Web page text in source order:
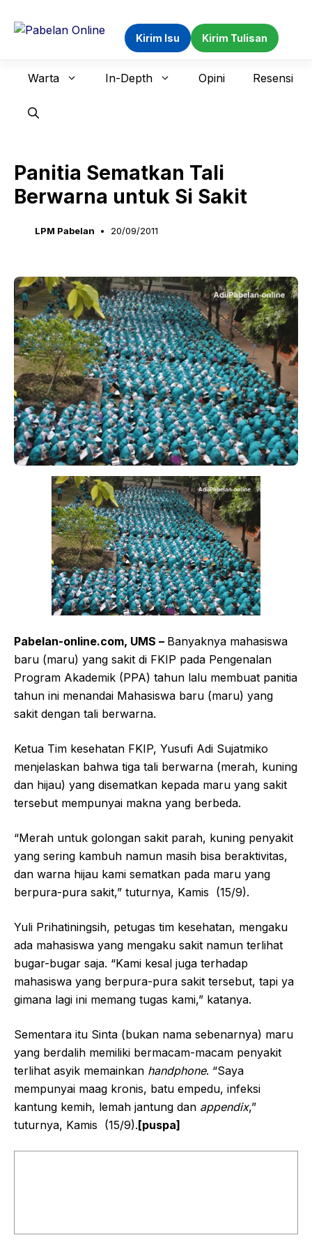
Kirim Isu Kirim Tulisan
Warta In-Depth Opini Resensi
Panitia Sematkan Tali
Berwarna untuk Si Sakit
LPM Pabelan 20/09/2011
Pabelan-online.com, UMS – Banyaknya mahasiswa
baru (maru) yang sakit di FKIP pada Pengenalan
Program Akademik (PPA) tahun lalu membuat panitia
tahun ini menandai Mahasiswa baru (maru) yang
sakit dengan tali berwarna.
Ketua Tim kesehatan FKIP, Yusufi Adi Sujatmiko
menjelaskan bahwa tiga tali berwarna (merah, kuning
dan hijau) yang disematkan kepada maru yang sakit
tersebut mempunyai makna yang berbeda.
“Merah untuk golongan sakit parah, kuning penyakit
yang sering kambuh namun masih bisa beraktivitas,
dan warna hijau kami sematkan pada maru yang
berpura-pura sakit,” tuturnya, Kamis (15/9).
Yuli Prihatiningsih, petugas tim kesehatan, mengaku
ada mahasiswa yang mengaku sakit namun terlihat
bugar-bugar saja. “Kami kesal juga terhadap
mahasiswa yang berpura-pura sakit tersebut, tapi ya
gimana lagi ini memang tugas kami,” katanya.
Sementara itu Sinta (bukan nama sebenarnya) maru
yang berdalih memiliki bermacam-macam penyakit
terlihat asyik memainkan handphone. “Saya
mempunyai maag kronis, batu empedu, infeksi
kantung kemih, lemah jantung dan appendix,”
tuturnya, Kamis (15/9).[puspa]